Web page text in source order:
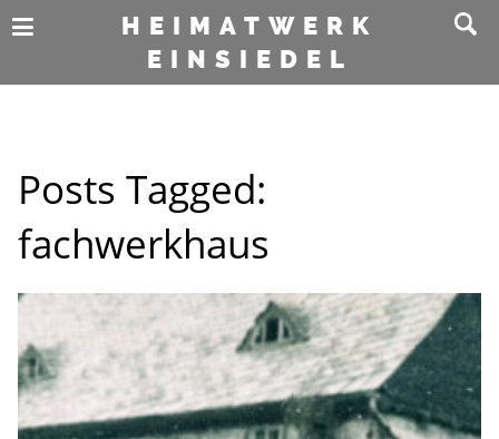
HEIMATWERK
EINSIEDEL
Posts Tagged:
fachwerkhaus